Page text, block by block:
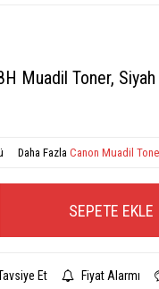
Muadil Toner, Siyah
Daha Fazla Canon Muadil
SEPETE EKLE
Et Fiyat Alarmı